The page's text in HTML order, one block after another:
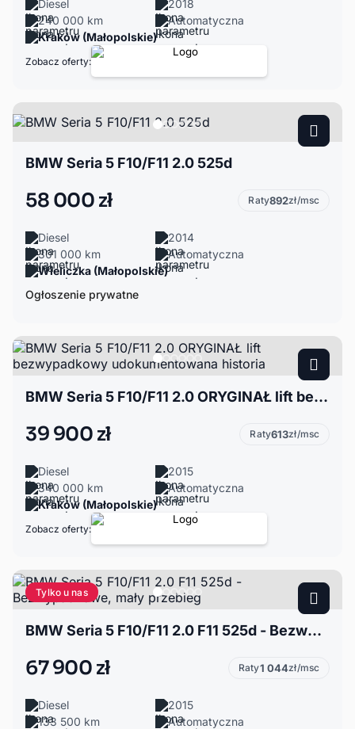
Diesel
2018
240 000 km
Automatyczna
Kraków (Małopolskie)
Zobacz oferty:
BMW Seria 5 F10/F11 2.0 525d
58 000 zł Raty892zł/msc
Diesel
2014
301 000 km
Automatyczna
Wieliczka (Małopolskie)
Ogłoszenie prywatne
BMW Seria 5 F10/F11 2.0 ORYGINAŁ lift bezwypadkowy udokumentowana historia
39 900 zł Raty613zł/msc
Diesel
2015
340 000 km
Automatyczna
Kraków (Małopolskie)
Zobacz oferty:
Tylko u nas
BMW Seria 5 F10/F11 2.0 F11 525d - Bezwypadkowe, mały przebieg
67 900 zł Raty1 044zł/msc
Diesel
2015
133 500 km
Automatyczna